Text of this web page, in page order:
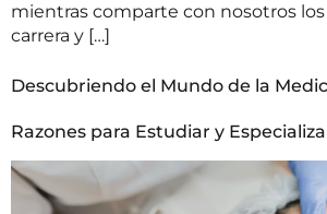
mientras comparte con nosotros
carrera y […]
Descubriendo el Mundo de la
Razones para Estudiar y